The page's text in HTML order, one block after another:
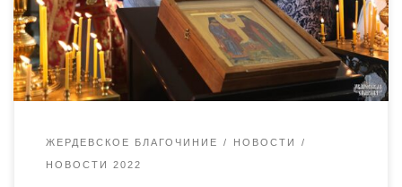
Игнатий. Его Преосвященству сослужили настоятель
Иоанно-Предтеченского храма с. Вязовое Жердевского района
протоиерей Алексий Басинских, настоятель Покровского
храма р.п. Ржакса священник Алексий Насонов, настоятель
[…]
ЖЕРДЕВСКОЕ БЛАГОЧИНИЕ НОВОСТИ
НОВОСТИ 2022